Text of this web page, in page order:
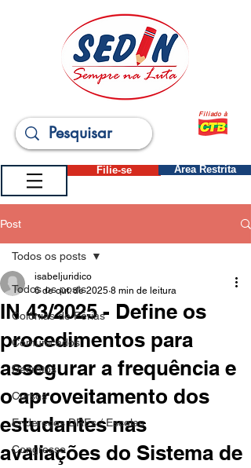
Filiado à
Filie-se Área Restrita
Post
Todos os posts
Colônias de Férias
Comunicados
Decretos
Cursos
Endereços DREs / Escolas
Congresso
Todos os posts
IN 43/2025 - Define os
procedimentos para
assegurar a frequência e
o aproveitamento dos
estudantes nas
avaliações do Sistema de
isabeljuridico
6 de out. de 2025 8 min de leitura